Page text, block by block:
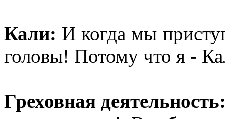
Кали: И когда мы
головы! Потому что я -
Греховная